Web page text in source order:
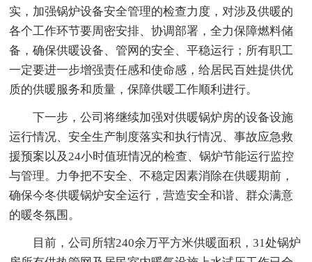
实，加强锅炉设备安全管理的检查力度，对涉及供暖的
各个工作环节要周密安排、协调部署，全力保障燃料储
备，确保供暖设备、管网的安全、平稳运行；所有职工
一定要进一步增强责任感和使命感，给居民百姓提供优
质的供暖服务和质量，保障供暖工作顺利进行。
下一步，公司将继续加强对供暖锅炉房的设备设施
运行情况、安全生产制度落实和执行情况、事故应急救
援预案以及24小时值班情况的检查、锅炉节能运行监控
与管理。力争把不安全、不稳定因素消除在供暖期前，
确保今冬供暖锅炉安全运行，营造安全和谐、群众满意
的暖冬氛围。
目前，公司所辖240余万平方米供暖面积，31处锅炉